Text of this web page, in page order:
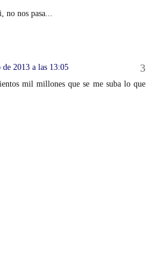
nos pasa...
2013 a las 13:05
mil millones que se me suba lo que